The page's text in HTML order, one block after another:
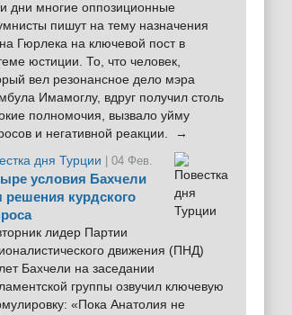
дни многие оппозиционные
пишут на тему назначения
Гюрлека на ключевой пост в
юстиции. То, что человек,
вел резонансное дело мэра
Имамоглу, вдруг получил столь
полномочия, вызвало уйму
и негативной реакции. →
дня Турции
| 04 Фев.
условия Бахчели
решения курдского
лидер Партии
движения (ПНД)
Бахчели на заседании
группы озвучил ключевую
«Пока Анатолия не